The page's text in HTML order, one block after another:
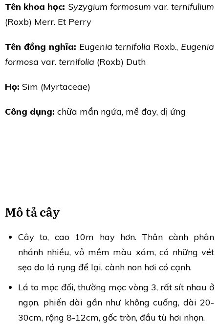
Tên khoa học: Syzygium formosum var.ternifulium
(Roxb) Merr. Et Perry
Tên đồng nghĩa: Eugenia ternifolia Roxb., Eugenia
formosa var. ternifolia (Roxb) Duth
Họ: Sim (Myrtaceae)
Công dụng: chữa mẩn ngứa, mề đay, dị ứng
Mô tả cây
Cây to, cao 10m hay hơn. Thân cành phân
nhánh nhiều, vỏ mềm màu xám, có những vét
sẹo do lá rụng để lại, cành non hơi có cạnh.
Lá to mọc đối, thường mọc vòng 3, rất sít nhau ở
ngọn, phiến dài gần như không cuống, dài 20-
30cm, rộng 8-12cm, gốc tròn, đầu tù hơi nhọn.